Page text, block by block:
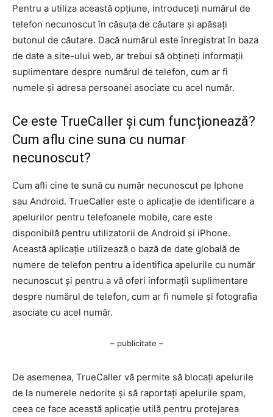
Pentru a utiliza această opțiune, introduceți numărul de
telefon necunoscut în căsuța de căutare și apăsați
butonul de căutare. Dacă numărul este înregistrat în baza
de date a site-ului web, ar trebui să obțineți informații
suplimentare despre numărul de telefon, cum ar fi
numele și adresa persoanei asociate cu acel număr.
Ce este TrueCaller și cum funcționează?
Cum aflu cine suna cu numar
necunoscut?
Cum afli cine te sună cu număr necunoscut pe Iphone
sau Android. TrueCaller este o aplicație de identificare a
apelurilor pentru telefoanele mobile, care este
disponibilă pentru utilizatorii de Android și iPhone.
Această aplicație utilizează o bază de date globală de
numere de telefon pentru a identifica apelurile cu număr
necunoscut și pentru a vă oferi informații suplimentare
despre numărul de telefon, cum ar fi numele și fotografia
asociate cu acel număr.
– publicitate –
De asemenea, TrueCaller vă permite să blocați apelurile
de la numerele nedorite și să raportați apelurile spam,
ceea ce face această aplicație utilă pentru protejarea